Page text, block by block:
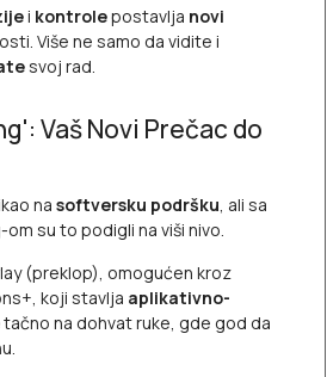
i kontrolepostavlja novi
Više ne samo da vidite i
svoj rad.
Vaš Novi Prečac do
na softversku podršku , ali sa
-om su to podigli na viši nivo.
(preklop), omogućen kroz
koji stavlja aplikativno-
tačno na dohvat ruke, gde god da